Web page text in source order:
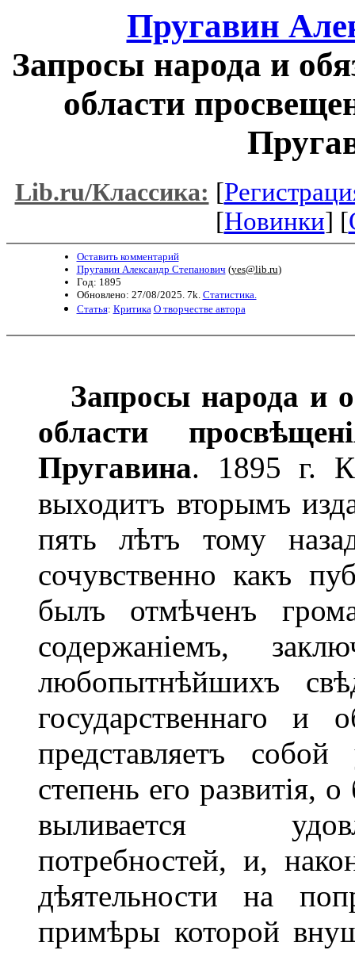
Пругавин
Запросы народа и
области
Lib.ru/Классика: [
[Новинки] [
Оставить комментарий
Пругавин Александр Степанович (yes@lib.ru)
Год: 1895
Обновлено: 27/08/2025. 7k. Статистика.
Статья: Критика О творчестве автора
Запросы народа и
области просвѣ
Пругавина. 1895 г.
выходитъ вторымъ
пять лѣтъ тому
сочувственно какъ
былъ отмѣченъ
содержаніемъ,
любопытнѣйшихъ
государственнаго и
представляетъ
степень его развитія,
выливается
потребностей, и,
дѣятельности на
примѣры которой